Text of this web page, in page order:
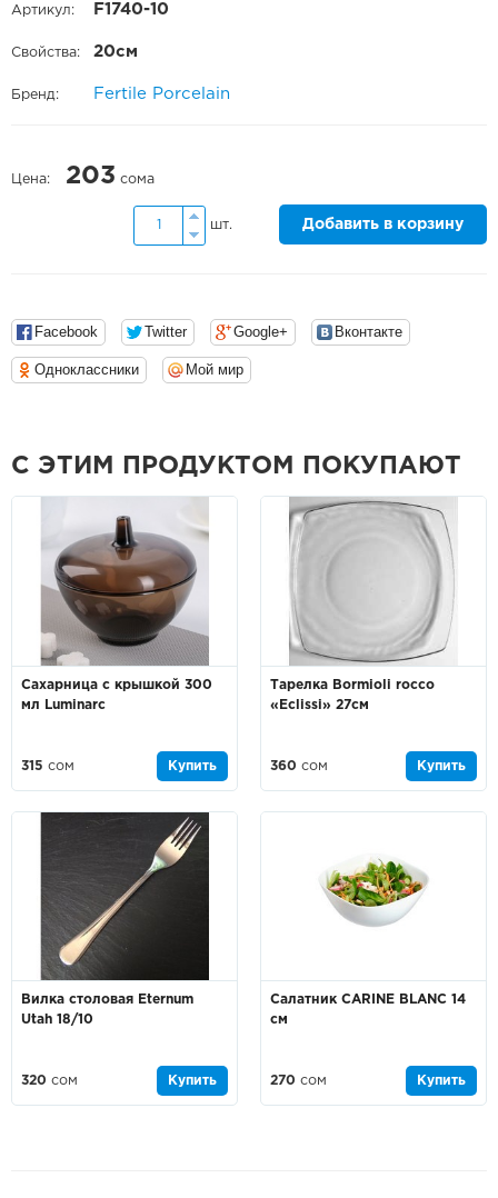
Артикул: F1740-10
Свойства: 20см
Бренд: Fertile Porcelain
Цена: 203 сома
шт. Добавить в корзину
Facebook Twitter Google+ Вконтакте
Одноклассники Мой мир
С ЭТИМ ПРОДУКТОМ ПОКУПАЮТ
Сахарница с крышкой 300
мл Luminarc
315 сом Купить
Тарелка Bormioli rocco
«Eclissi» 27см
360 сом Купить
Вилка столовая Eternum
Utah 18/10
320 сом Купить
Салатник CARINE BLANC 14
см
270 сом Купить